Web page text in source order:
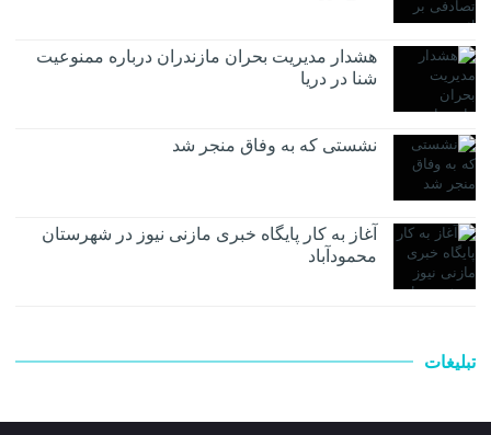
هشدار مدیریت بحران مازندران درباره ممنوعیت
شنا در دریا
نشستی که به وفاق منجر شد
آغاز به کار پایگاه خبری مازنی نیوز در شهرستان
محمودآباد
تبلیغات